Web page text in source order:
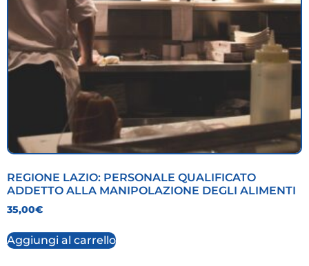
REGIONE LAZIO: PERSONALE QUALIFICATO
ADDETTO ALLA MANIPOLAZIONE DEGLI ALIMENTI
35,00€
Aggiungi al carrello